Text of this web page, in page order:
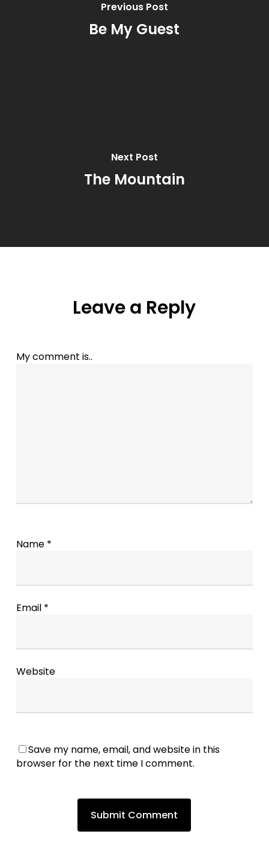
Previous Post
Be My Guest
Next Post
The Mountain
Leave a Reply
My comment is..
Name *
Email *
Website
Save my name, email, and website in this
browser for the next time I comment.